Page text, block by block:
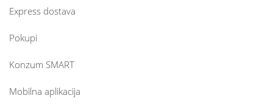
Express dostava
Pokupi
Konzum SMART
Mobilna aplikacija